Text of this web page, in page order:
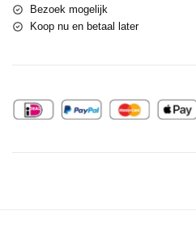
Bezoek mogelijk
Koop nu en betaal later